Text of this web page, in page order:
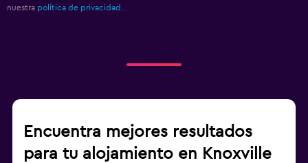
nuestra política de privacidad.
Encuentra mejores resultados
para tu alojamiento en Knoxville